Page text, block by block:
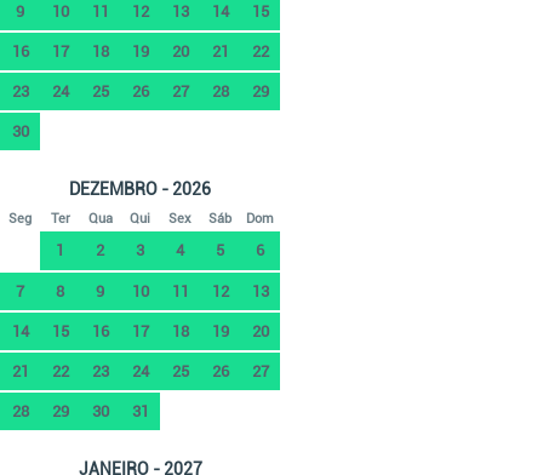
9 10 11 12 13 14 15
16 17 18 19 20 21 22
23 24 25 26 27 28 29
30
DEZEMBRO - 2026
Seg Ter Qua Qui Sex Sáb Dom
1 2 3 4 5 6
7 8 9 10 11 12 13
14 15 16 17 18 19 20
21 22 23 24 25 26 27
28 29 30 31
JANEIRO - 2027